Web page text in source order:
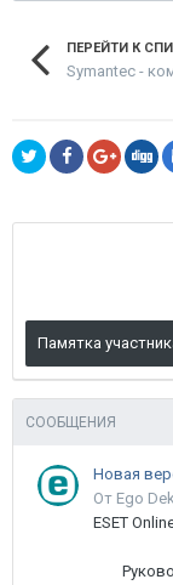
ПЕРЕЙТИ К
Symantec -
Памятка
СООБЩЕНИЯ
От Ego
ESET